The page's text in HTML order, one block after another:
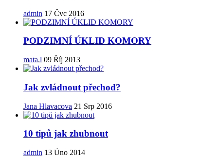
admin 17 Čvc 2016
PODZIMNÍ ÚKLID KOMORY
mata.l 09 Říj 2013
Jak zvládnout přechod?
Jana Hlavacova 21 Srp 2016
10 tipů jak zhubnout
admin 13 Úno 2014